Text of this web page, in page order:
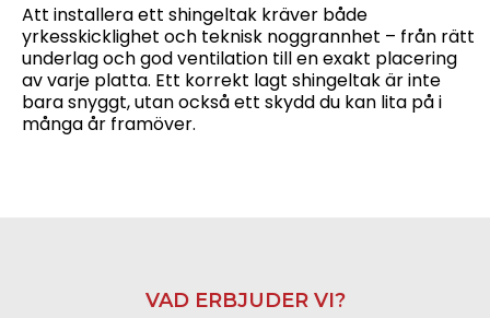
Att installera ett shingeltak kräver både
yrkesskicklighet och teknisk noggrannhet – från rätt
underlag och god ventilation till en exakt placering
av varje platta. Ett korrekt lagt shingeltak är inte
bara snyggt, utan också ett skydd du kan lita på i
många år framöver.
VAD ERBJUDER VI?